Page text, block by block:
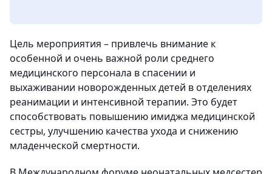
Цель мероприятия – привлечь внимание к
особенной и очень важной роли среднего
медицинского персонала в спасении и
выхаживании новорожденных детей в отделениях
реанимации и интенсивной терапии. Это будет
способствовать повышению имиджа медицинской
сестры, улучшению качества ухода и снижению
младенческой смертности.